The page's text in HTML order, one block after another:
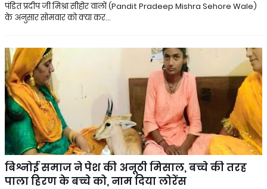
पंडित प्रदीप जी मिश्रा सीहोर वालों (Pandit Pradeep Mishra Sehore Wale)
के अनुसार सोमवार को क्या कर…
बिश्नोई समाज ने पेश की अनूठी मिसाल, बच्चे की तरह
पाला हिरण के बच्चे को, नाम दिया लोरेंस